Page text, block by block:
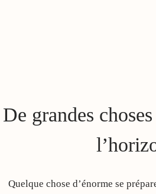
De grandes
Quelque chose d’énorme se